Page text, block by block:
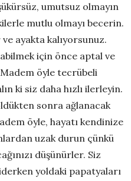
umutsuz olmayın
mutlu olmayı becerin.
ve ayakta kalıyorsunuz.
için önce aptal ve
öyle tecrübeli
ki siz daha hızlı ilerleyin.
sonra ağlanacak
öyle, hayatı kendinize
uzak durun çünkü
düşünürler. Siz
yoldaki papatyaları